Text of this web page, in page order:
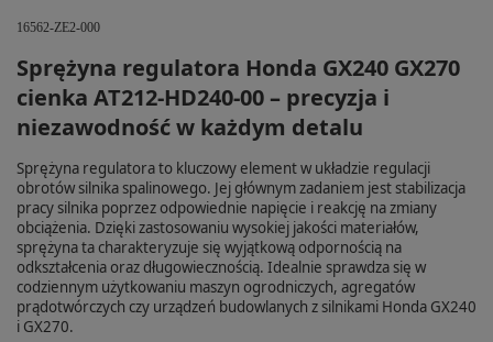
16562-ZE2-000
Sprężyna regulatora Honda GX240 GX270
cienka AT212-HD240-00 – precyzja i
niezawodność w każdym detalu
Sprężyna regulatora to kluczowy element w układzie regulacji
obrotów silnika spalinowego. Jej głównym zadaniem jest stabilizacja
pracy silnika poprzez odpowiednie napięcie i reakcję na zmiany
obciążenia. Dzięki zastosowaniu wysokiej jakości materiałów,
sprężyna ta charakteryzuje się wyjątkową odpornością na
odkształcenia oraz długowiecznością. Idealnie sprawdza się w
codziennym użytkowaniu maszyn ogrodniczych, agregatów
prądotwórczych czy urządzeń budowlanych z silnikami Honda GX240
i GX270.